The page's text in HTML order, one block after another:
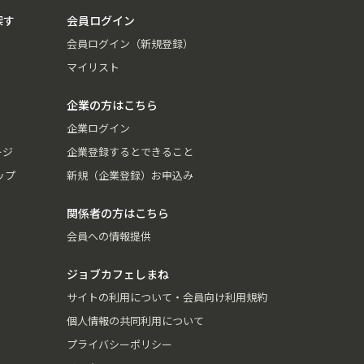
プ
会員ログイン
会員ログイン（新規登録）
マイリスト
企業の方はこちら
企業ログイン
企業登録するとできること
新規（企業登録）お申込み
関係者の方はこちら
会員への情報提供
ジョブカフェしまね
サイトの利用について・会員向け利用規約
個人情報の共同利用について
プライバシーポリシー